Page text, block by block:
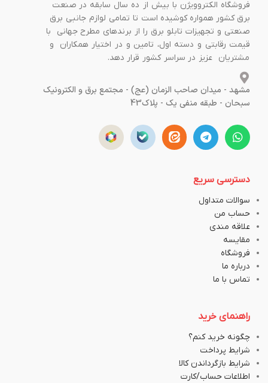
فروشگاه الکتروویژن با بیش از ده سال سابقه در صنعت
برق کشور همواره کوشیده است تا تمامی لوازم جانبی برق
صنعتی و تجهیزات تابلو برق را از برندهای مطرح جهانی با
قیمت رقابتی و دسته اول، تامین و در اختیار همکاران و
مشتریان عزیز در سراسر کشور قرار دهد.
مشهد - میدان صاحب الزمان (عج) - مجتمع برق و الکترونیک
سبحان - طبقه منفی یک - پلاک43
دسترسی سریع
سوالات متداول
حساب من
علاقه مندی
مقایسه
فروشگاه
درباره ما
تماس با ما
راهنمای خرید
چگونه خرید کنم؟
شرایط پرداخت
شرایط بازگرداندن کالا
اطلاعات حساب/کارت